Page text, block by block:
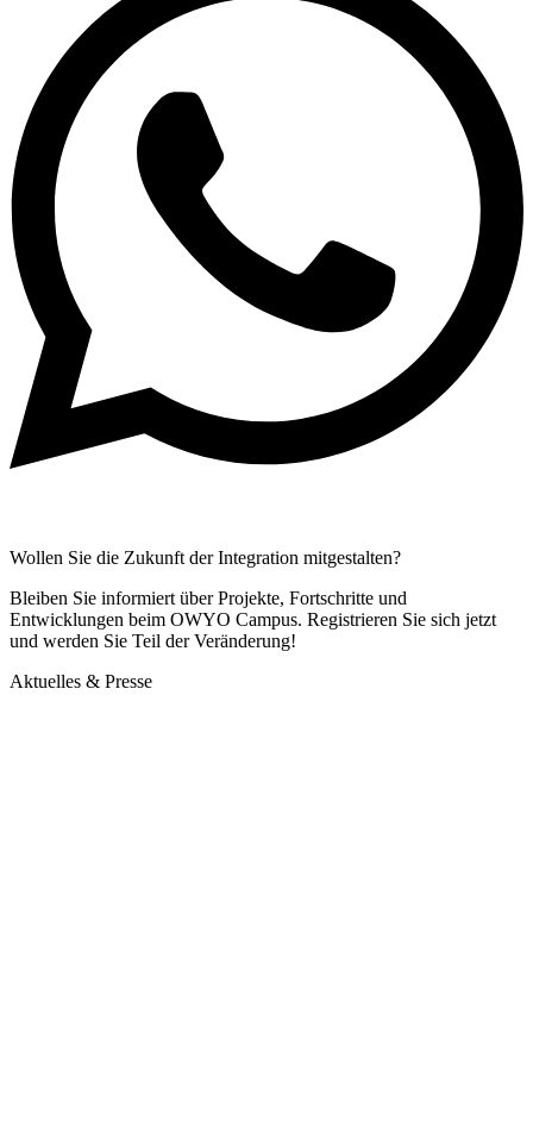
Wollen Sie die Zukunft der Integration mitgestalten?
Bleiben Sie informiert über Projekte, Fortschritte und
Entwicklungen beim OWYO Campus. Registrieren Sie sich jetzt
und werden Sie Teil der Veränderung!
Aktuelles & Presse